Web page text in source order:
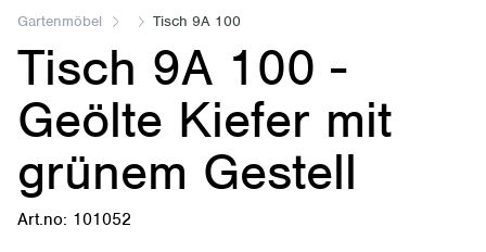
Gartenmöbel Tisch 9A 100
Tisch 9A 100 -
Geölte Kiefer mit
grünem Gestell
Art.no: 101052